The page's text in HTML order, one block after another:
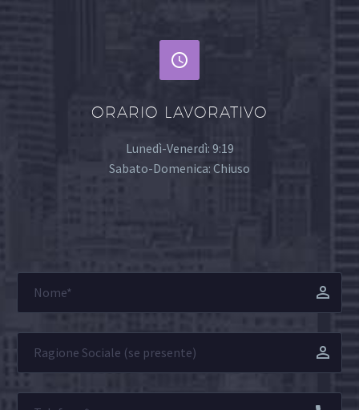


ORARIO LAVORATIVO
Lunedì-Venerdì: 9:19
Sabato-Domenica: Chiuso